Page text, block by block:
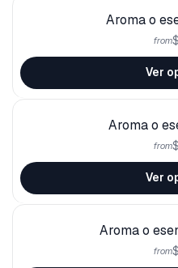
Aroma o
from
Ver
Aroma o
from
Ver
Aroma o
from